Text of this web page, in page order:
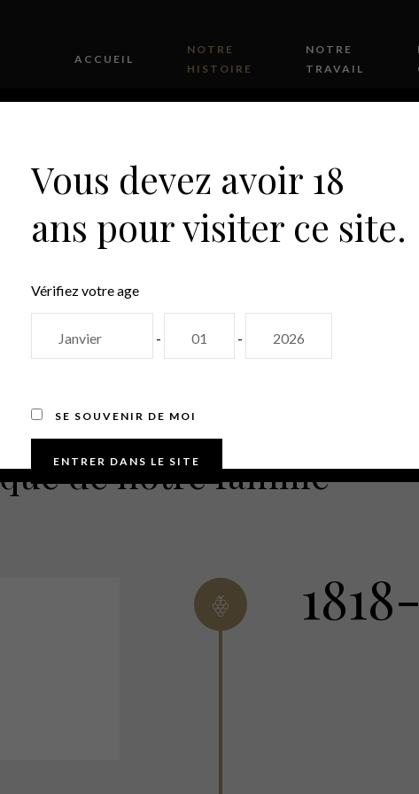
ACCUEIL
NOTRE
HISTOIRE
NOTRE
TRAVAIL
NOTRE FAMILLE
de notre famille
Vous devez avoir 18
ans pour visiter ce site.
Vérifiez votre age
- -
SE SOUVENIR DE MOI